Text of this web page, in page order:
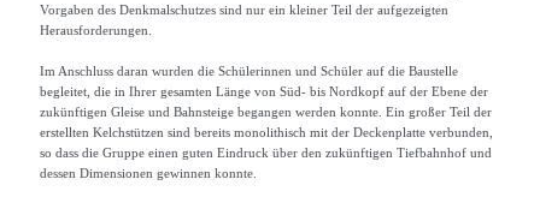
Vorgaben des Denkmalschutzes sind nur ein kleiner Teil der aufgezeigten
Herausforderungen.
Im Anschluss daran wurden die Schülerinnen und Schüler auf die Baustelle
begleitet, die in Ihrer gesamten Länge von Süd- bis Nordkopf auf der Ebene der
zukünftigen Gleise und Bahnsteige begangen werden konnte. Ein großer Teil der
erstellten Kelchstützen sind bereits monolithisch mit der Deckenplatte verbunden,
so dass die Gruppe einen guten Eindruck über den zukünftigen Tiefbahnhof und
dessen Dimensionen gewinnen konnte.